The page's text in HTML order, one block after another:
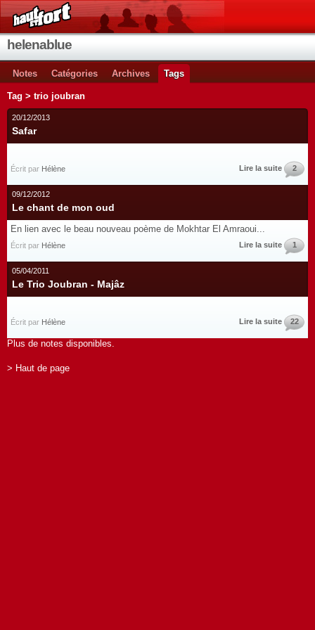
helenablue
Notes Catégories Archives Tags
Tag > trio joubran
20/12/2013
Safar
Écrit par Hélène Lire la suite 2
09/12/2012
Le chant de mon oud
En lien avec le beau nouveau poème de Mokhtar El Amraoui...
Écrit par Hélène Lire la suite 1
05/04/2011
Le Trio Joubran - Majâz
Écrit par Hélène Lire la suite 22
Plus de notes disponibles.
> Haut de page